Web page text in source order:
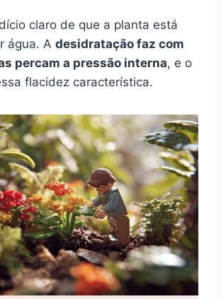
claro de que a planta está
água. A desidratação faz com
percam a pressão interna, e o
flacidez característica.